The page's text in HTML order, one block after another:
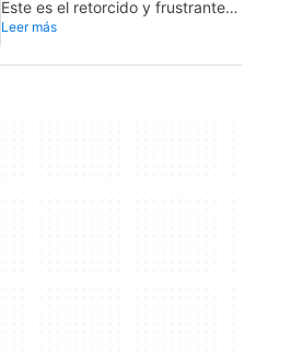
Este es el retorcido y frustrante
nuevo método de los hackers
revelen sus contraseñas
Leer más